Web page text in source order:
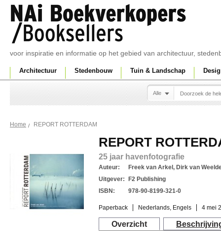
voor inspiratie en informatie op het gebied van architectuur,
Architectuur Stedenbouw Tuin & Landschap
Alle
Home REPORT ROTTERDAM
REPORT
25 jaar havenfotografie
Auteur:
Freek van Arkel, Dirk van
Uitgever:
F2 Publishing
ISBN:
978-90-8199-321-0
Paperback Nederlands, Engels 4 mei
Overzicht